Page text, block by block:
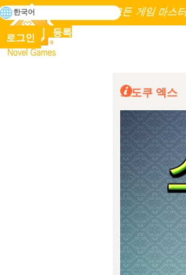
Novel Games
인류 역사에 존재하는 모든 게임 마스터하기
검
색
로그인 등록
한국어
스도쿠 엑스